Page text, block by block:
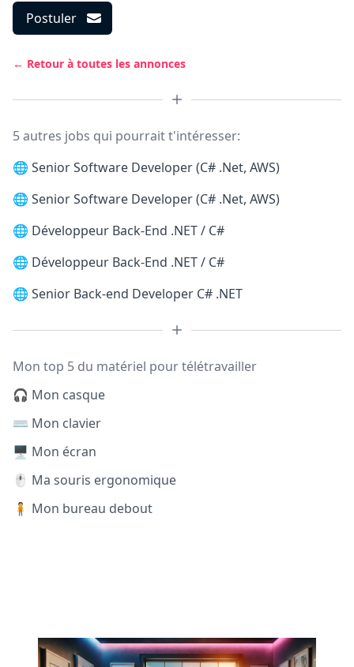
Postuler
← Retour à toutes les annonces
5 autres jobs qui pourrait t'intéresser:
🌐 Senior Software Developer (C# .Net, AWS)
🌐 Senior Software Developer (C# .Net, AWS)
🌐 Développeur Back-End .NET / C#
🌐 Développeur Back-End .NET / C#
🌐 Senior Back-end Developer C# .NET
Mon top 5 du matériel pour télétravailler
🎧 Mon casque
⌨️ Mon clavier
🖥️ Mon écran
🖱️ Ma souris ergonomique
🧍 Mon bureau debout